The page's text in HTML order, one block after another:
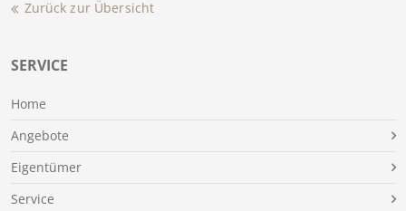
SERVICE
Home
Angebote
Eigentümer
Service
Zurück zur Übersicht